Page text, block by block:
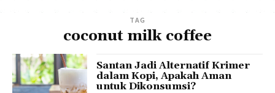
TAG
coconut milk coffee
Santan Jadi Alternatif Krimer
dalam Kopi, Apakah Aman
untuk Dikonsumsi?